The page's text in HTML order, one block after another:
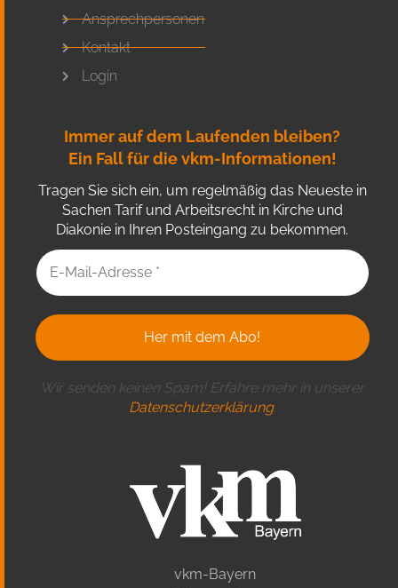
Ansprechpersonen
Kontakt
Login
Immer auf dem Laufenden bleiben?
Ein Fall für die vkm-Informationen!
Tragen Sie sich ein, um regelmäßig das Neueste in
Sachen Tarif und Arbeitsrecht in Kirche und
Diakonie in Ihren Posteingang zu bekommen.
Wir senden keinen Spam! Erfahre mehr in unserer
Datenschutzerklärung.
vkm-Bayern